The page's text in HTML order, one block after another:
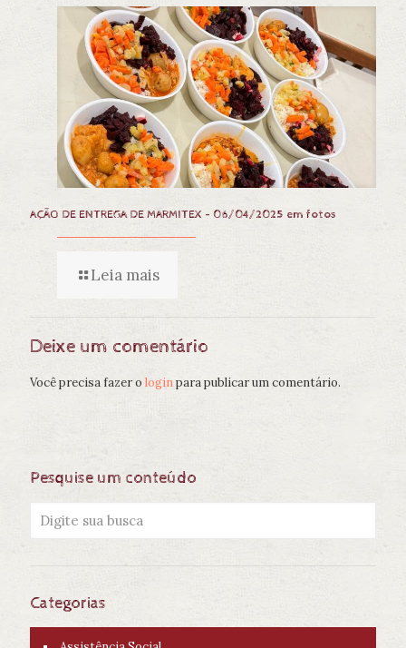
AÇÃO DE ENTREGA DE MARMITEX – 06/04/2025 em fotos
Leia mais
Deixe um comentário
Você precisa fazer o loginpara publicar um comentário.
Pesquise um conteúdo
Categorias